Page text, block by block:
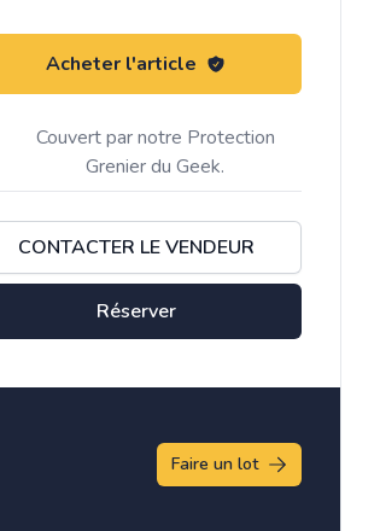
Acheter l'article
Couvert par notre Protection
Grenier du Geek.
CONTACTER LE VENDEUR
Réserver
Faire un lot